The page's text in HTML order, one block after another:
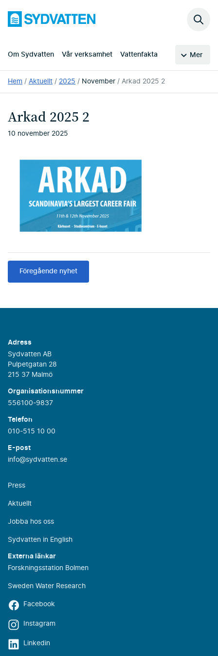
huvudinnehållet
Sydvatten
Om Sydvatten Vår verksamhet Vattenfakta Mer
Sök
Du
är
Hem Aktuellt 2025 November Arkad 2025 2
Arkad 2025 2
10 november 2025
Föregående nyhet
Adress
Sydvatten AB
Pulpetgatan 28
215 37 Malmö
Organisationsnummer
556100-9837
Telefon
010-515 10 00
E-post
info@sydvatten.se
Press
Aktuellt
Jobba hos oss
Sydvatten in English
Externa länkar
Forskningsstation Bolmen
Sweden Water Research
Facebook
Instagram
Linkedin